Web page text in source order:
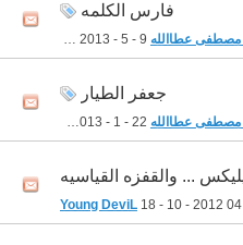
فارس الكلمه
مصطفى عطاالله 11:22 AM
جعفر الطيار
مصطفى عطاالله 02:51 PM
... والقفزه القياسيه
Young DeviL 18 - 10 - 2012